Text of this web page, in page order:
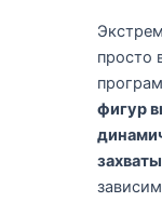
просто
фигур